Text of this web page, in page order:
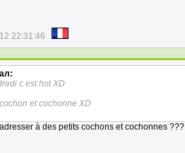
22:31:46
c est hot XD
et cochonne XD
à des petits cochons et cochonnes